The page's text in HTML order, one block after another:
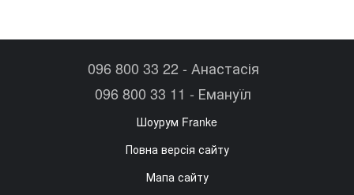
096 800 33 22 - Анастасія
096 800 33 11 - Емануїл
Шоурум Franke
Повна версія сайту
Мапа сайту